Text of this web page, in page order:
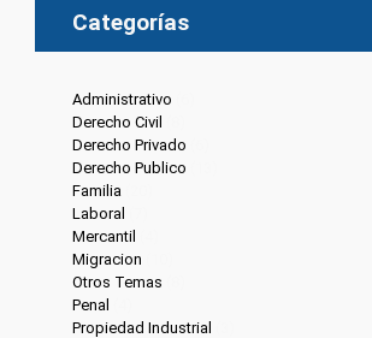
Categorías
Administrativo
Derecho Civil
Derecho Privado
Derecho Publico
Familia
Laboral
Mercantil
Migracion
Otros Temas
Penal
Propiedad Industrial